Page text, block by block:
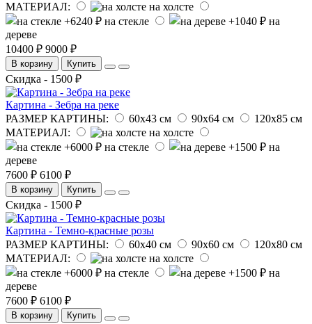
МАТЕРИАЛ:
на холсте
на стекле
на
дереве
10400 ₽ 9000 ₽
В корзину Купить
Скидка - 1500 ₽
Картина - Зебра на реке
РАЗМЕР КАРТИНЫ:
60х43 см 90х64 см
120х85 см
МАТЕРИАЛ:
на холсте
на стекле
на
дереве
7600 ₽ 6100 ₽
В корзину Купить
Скидка - 1500 ₽
Картина - Темно-красные розы
РАЗМЕР КАРТИНЫ:
60х40 см 90х60 см
120х80 см
МАТЕРИАЛ:
на холсте
на стекле
на
дереве
7600 ₽ 6100 ₽
В корзину Купить